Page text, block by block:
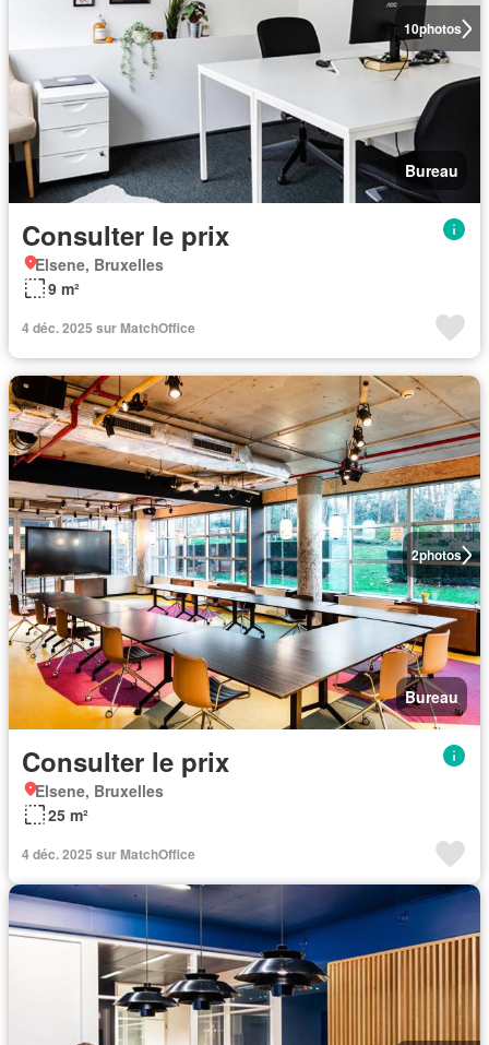
10photos
Bureau
Consulter le prix
Elsene, Bruxelles
9 m²
4 déc. 2025 sur MatchOffice
2photos
Bureau
Consulter le prix
Elsene, Bruxelles
25 m²
4 déc. 2025 sur MatchOffice